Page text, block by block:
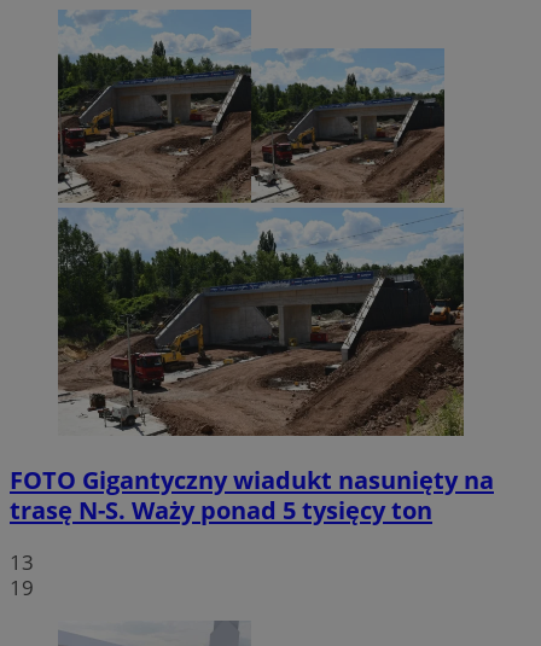
FOTO Gigantyczny wiadukt nasunięty na
trasę N-S. Waży ponad 5 tysięcy ton
13
19